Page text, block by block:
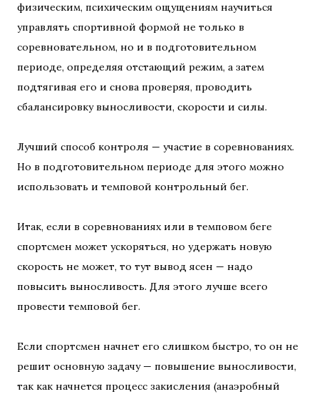
физическим, психическим ощущениям научиться
управлять спортивной формой не только в
соревновательном, но и в подготовительном
периоде, определяя отстающий режим, а затем
подтягивая его и снова проверяя, проводить
сбалансировку выносливости, скорости и силы.
Лучший способ контроля — участие в соревнованиях.
Но в подготовительном периоде для этого можно
использовать и темповой контрольный бег.
Итак, если в соревнованиях или в темповом беге
спортсмен может ускоряться, но удержать новую
скорость не может, то тут вывод ясен — надо
повысить выносливость. Для этого лучше всего
провести темповой бег.
Если спортсмен начнет его слишком быстро, то он не
решит основную задачу — повышение выносливости,
так как начнется процесс закисления (анаэробный